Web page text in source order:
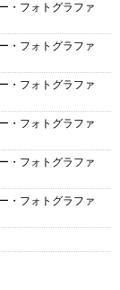
・フォトグラファ
・フォトグラファ
・フォトグラファ
・フォトグラファ
・フォトグラファ
・フォトグラファ